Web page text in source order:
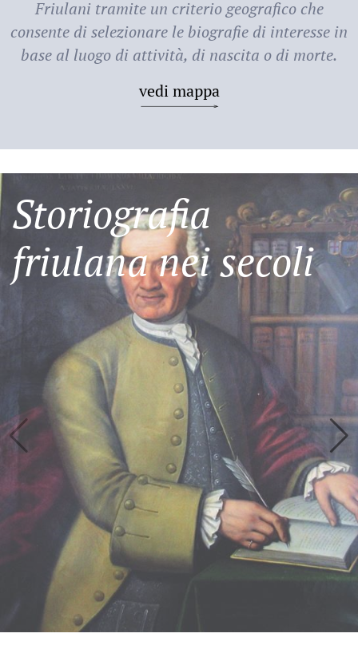
Friulani
Friulani tramite un criterio geografico che
consente di selezionare le biografie di interesse in
base al luogo di attività, di nascita o di morte.
vedi mappa
Storiografia
friulana nei secoli